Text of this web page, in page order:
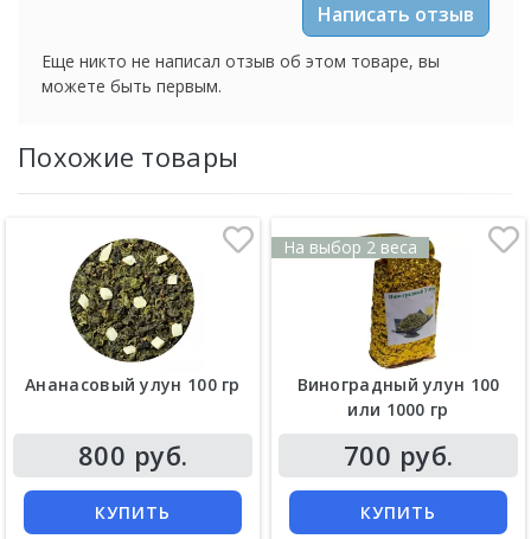
Написать отзыв
Еще никто не написал отзыв об этом товаре, вы
можете быть первым.
Похожие товары
Ананасовый улун 100 гр
800 руб.
КУПИТЬ
На выбор 2 веса
Виноградный улун 100
или 1000 гр
700 руб.
КУПИТЬ